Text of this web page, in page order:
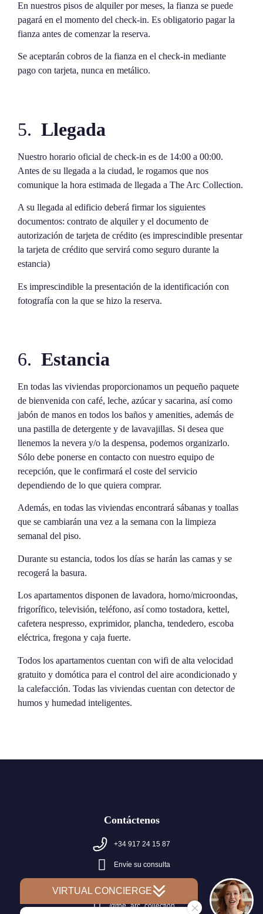
En nuestros pisos de alquiler por meses, la fianza se puede
pagará en el momento del check-in. Es obligatorio pagar la
fianza antes de comenzar la reserva.
Se aceptarán cobros de la fianza en el check-in mediante
pago con tarjeta, nunca en metálico.
5. Llegada
Nuestro horario oficial de check-in es de 14:00 a 00:00.
Antes de su llegada a la ciudad, le rogamos que nos
comunique la hora estimada de llegada a The Arc Collection.
A su llegada al edificio deberá firmar los siguientes
documentos: contrato de alquiler y el documento de
autorización de tarjeta de crédito (es imprescindible presentar
la tarjeta de crédito que servirá como seguro durante la
estancia)
Es imprescindible la presentación de la identificación con
fotografía con la que se hizo la reserva.
6. Estancia
En todas las viviendas proporcionamos un pequeño paquete
de bienvenida con café, leche, azúcar y sacarina, así como
jabón de manos en todos los baños y amenities, además de
una pastilla de detergente y de lavavajillas. Si desea que
llenemos la nevera y/o la despensa, podemos organizarlo.
Sólo debe ponerse en contacto con nuestro equipo de
recepción, que le confirmará el coste del servicio
dependiendo de lo que quiera comprar.
Además, en todas las viviendas encontrará sábanas y toallas
que se cambiarán una vez a la semana con la limpieza
semanal del piso.
Durante su estancia, todos los días se harán las camas y se
recogerá la basura.
Los apartamentos disponen de lavadora, horno/microondas,
frigorífico, televisión, teléfono, así como tostadora, kettel,
cafetera nespresso, exprimidor, plancha, tendedero, escoba
eléctrica, fregona y caja fuerte.
Todos los apartamentos cuentan con wifi de alta velocidad
gratuito y domótica para el control del aire acondicionado y
la calefacción. Todas las viviendas cuentan con detector de
humos y humedad inteligentes.
Contáctenos
+34 917 24 15 87
Envíe su consulta
The Arc Collection
@the_arc_collection